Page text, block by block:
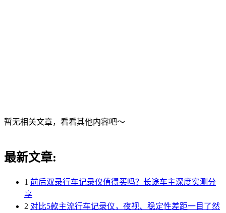
暂无相关文章，看看其他内容吧～
最新文章:
1 前后双录行车记录仪值得买吗？长途车主深度实测分
享
2 对比5款主流行车记录仪，夜视、稳定性差距一目了然